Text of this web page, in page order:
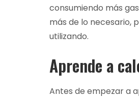
consumiendo más
más de lo necesario,
utilizando.
Aprende a
Antes de empezar a